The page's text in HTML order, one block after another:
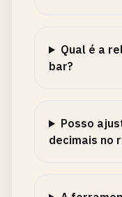
Qual é a
bar?
Posso
decimais no